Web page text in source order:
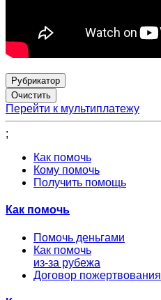
Рубрикатор
Перейти к мультиплатежу
;
Как помочь
Кому помочь
Получить помощь
Как помочь
Помочь деньгами
Как помочь
из-за рубежа
Договор пожертвования